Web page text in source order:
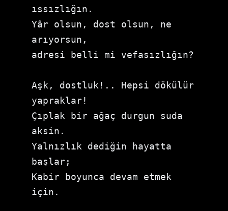
ıssızlığın.
Yâr olsun, dost olsun, ne
arıyorsun,
adresi belli mi vefasızlığın?
Aşk, dostluk!.. Hepsi dökülür
yapraklar!
Çıplak bir ağaç durgun suda
aksin.
Yalnızlık dediğin hayatta
başlar;
Kabir boyunca devam etmek
için.